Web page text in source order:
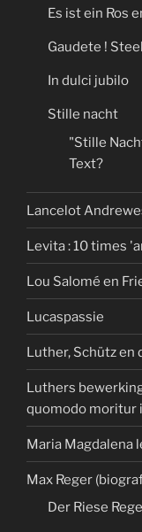
Es ist ein Ros
Gaudete !
In dulci jubilo
Stille nacht
"Stille
Text?
Lancelot
Levita : 10 times
Lou Salomé en
Lucaspassie
Luther, Schütz en
Luthers
quomodo moritur
Maria Magdalena
Max Reger
Der Riese